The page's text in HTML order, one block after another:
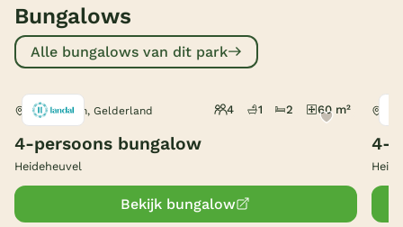
Bungalows
Alle bungalows van dit park
Beekbergen, Gelderland 4 1 2 60 m²
4-persoons bungalow
Heideheuvel
Bekijk bungalow
4-